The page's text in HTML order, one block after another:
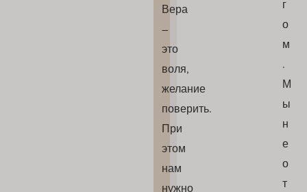
Вера
–
это
воля,
желание
поверить.
При
этом
нам
нужно
г
о
м
.
М
ы
н
е
о
т